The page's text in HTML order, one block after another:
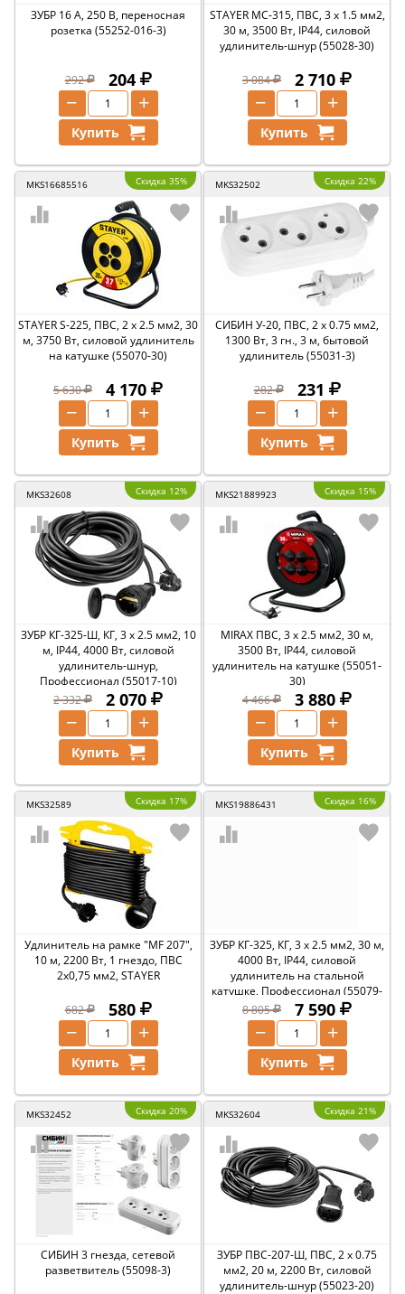
ЗУБР 16 A, 250 В, переносная
розетка (55252-016-3)
292 204
+
−
Купить
STAYER МС-315, ПВС, 3 x 1.5 мм2,
30 м, 3500 Вт, IP44, силовой
удлинитель-шнур (55028-30)
3 084 2 710
+
−
Купить
MKS16685516 Скидка 35%
STAYER S-225, ПВС, 2 х 2.5 мм2, 30
м, 3750 Вт, силовой удлинитель
на катушке (55070-30)
5 630 4 170
+
−
Купить
MKS32502 Скидка 22%
СИБИН У-20, ПВС, 2 х 0.75 мм2,
1300 Вт, 3 гн., 3 м, бытовой
удлинитель (55031-3)
282 231
+
−
Купить
MKS32608 Скидка 12%
ЗУБР КГ-325-Ш, КГ, 3 х 2.5 мм2, 10
м, IP44, 4000 Вт, силовой
удлинитель-шнур,
Профессионал (55017-10)
2 332
2 070
+
−
Купить
MKS21889923 Скидка 15%
MIRAX ПВС, 3 х 2.5 мм2, 30 м,
3500 Вт, IP44, силовой
удлинитель на катушке (55051-
30)
4 466
3 880
+
−
Купить
MKS32589 Скидка 17%
Удлинитель на рамке ″MF 207″,
10 м, 2200 Вт, 1 гнездо, ПВС
2х0,75 мм2, STAYER
682 580
+
−
Купить
MKS19886431 Скидка 16%
ЗУБР КГ-325, КГ, 3 x 2.5 мм2, 30 м,
4000 Вт, IP44, силовой
удлинитель на стальной
катушке, Профессионал (55079-
30)
8 805 7 590
+
−
Купить
MKS32452 Скидка 20%
СИБИН 3 гнезда, сетевой
разветвитель (55098-3)
MKS32604 Скидка 21%
ЗУБР ПВС-207-Ш, ПВС, 2 x 0.75
мм2, 20 м, 2200 Вт, силовой
удлинитель-шнур (55023-20)